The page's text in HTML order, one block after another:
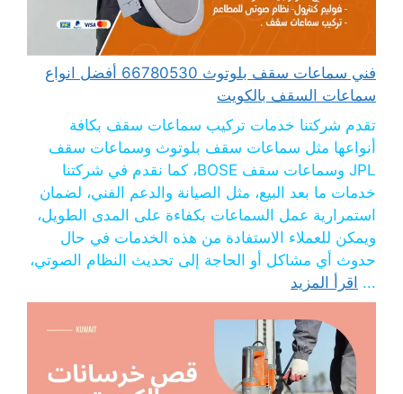
فني سماعات سقف بلوتوث 66780530 أفضل انواع
سماعات السقف بالكويت
تقدم شركتنا خدمات تركيب سماعات سقف بكافة
أنواعها مثل سماعات سقف بلوتوث وسماعات سقف
JPL وسماعات سقف BOSE، كما نقدم في شركتنا
خدمات ما بعد البيع، مثل الصيانة والدعم الفني، لضمان
استمرارية عمل السماعات بكفاءة على المدى الطويل،
ويمكن للعملاء الاستفادة من هذه الخدمات في حال
حدوث أي مشاكل أو الحاجة إلى تحديث النظام الصوتي،
... اقرأ المزيد